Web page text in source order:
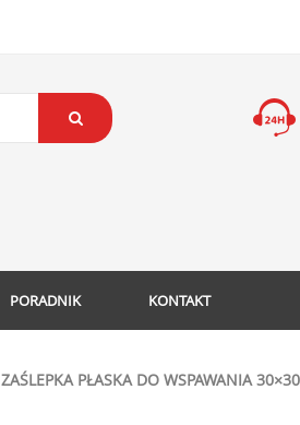
PORADNIK KONTAKT
ZAŚLEPKA PŁASKA DO WSPAWANIA